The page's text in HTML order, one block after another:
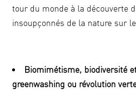
tour du monde à la découverte
insoupçonnés de la nature sur
Biomimétisme, biodiversité
greenwashing ou révolution